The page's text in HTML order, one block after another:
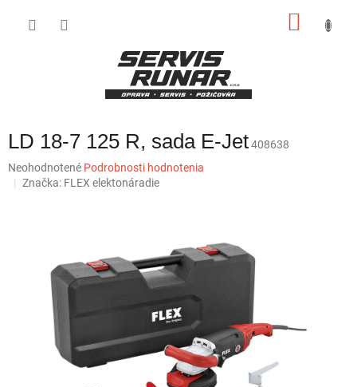
LD 18-7 125 R, sada E-Jet408638
Priemerné
hodnotenie
hviezdičiek.
Neohodnotené Podrobnosti hodnotenia
Značka: FLEX elektonáradie